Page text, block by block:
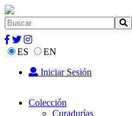
ES
EN
Iniciar Sesión
Colección
Curadurías